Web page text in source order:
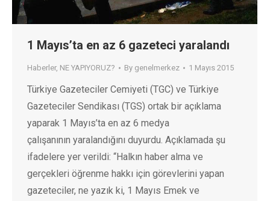
1 Mayıs’ta en az 6 gazeteci yaralandı
Haberler, NE YAPIYORUZ? By genelmerkez 1 Mayıs 2015
Türkiye Gazeteciler Cemiyeti (TGC) ve Türkiye
Gazeteciler Sendikası (TGS) ortak bir açıklama
yaparak 1 Mayıs’ta en az 6 medya
çalışanının yaralandığını duyurdu. Açıklamada şu
ifadelere yer verildi: “Halkın haber alma ve
gerçekleri öğrenme hakkı için görevlerini yapan
gazeteciler, ne yazık ki, 1 Mayıs Emek ve